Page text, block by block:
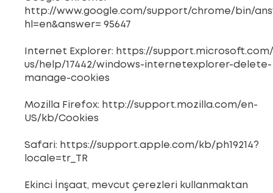
http://www.google.com/support/chrome/bin/
hl=en&answer= 95647
Internet Explorer: https://
us/help/17442/windows-internetexplorer-delete-
manage-cookies
Mozilla Firefox: http://support.mozilla.com/en-
US/kb/Cookies
Safari: https://support.apple.com/kb/ph19214?
locale=tr_TR
Ekinci İnşaat, mevcut çerezleri kullanmaktan